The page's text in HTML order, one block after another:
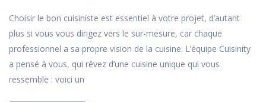
Choisir le bon cuisiniste est essentiel à votre projet, d’autant
plus si vous vous dirigez vers le sur-mesure, car chaque
professionnel a sa propre vision de la cuisine. L’équipe Cuisinity
a pensé à vous, qui rêvez d’une cuisine unique qui vous
ressemble : voici un